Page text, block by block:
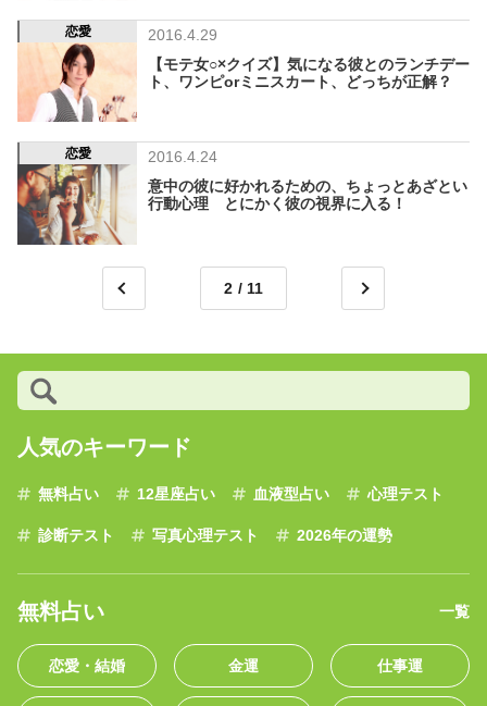
恋愛
2016.4.29
【モテ女○×クイズ】気になる彼とのランチデー
ト、ワンピorミニスカート、どっちが正解？
恋愛
2016.4.24
意中の彼に好かれるための、ちょっとあざとい
行動心理 とにかく彼の視界に入る！
2
人気のキーワード
無料占い 12星座占い 血液型占い 心理テスト
診断テスト 写真心理テスト 2026年の運勢
無料占い 一覧
恋愛・結婚 金運 仕事運